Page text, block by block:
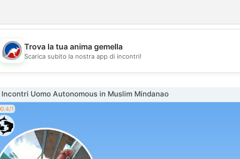
💖
Trova la tua anima gemella
Scarica subito la nostra app di incontri!
Incontri Uomo Autonomous in Muslim Mindanao
0.4/1